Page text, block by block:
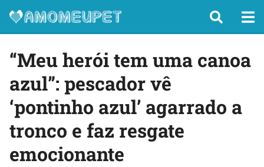
“Meu herói tem uma canoa
azul”: pescador vê
‘pontinho azul’ agarrado a
tronco e faz resgate
emocionante